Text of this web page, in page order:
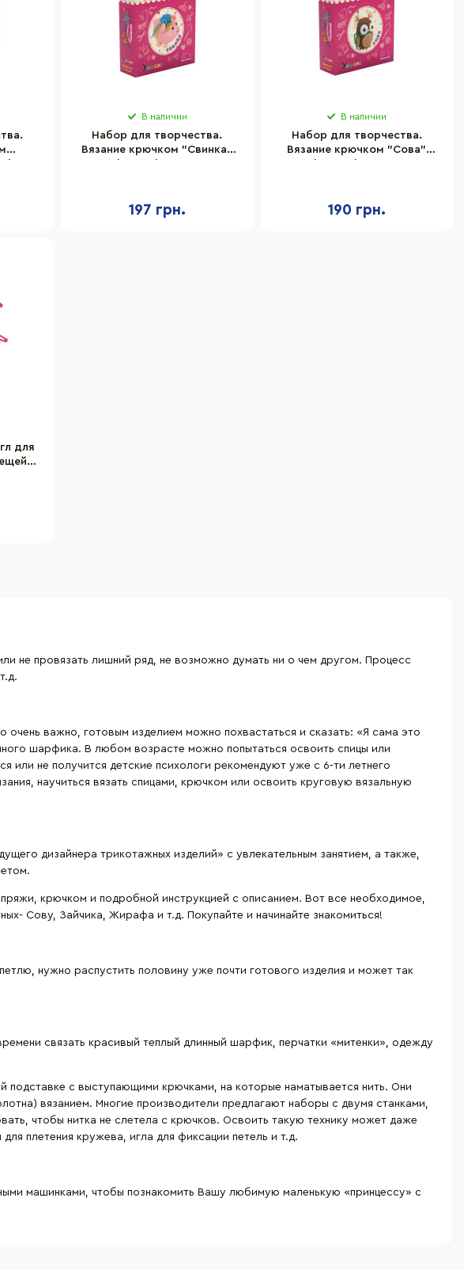
В наличии
Набор для творчества.
Вязание крючком "Свинка"
197 грн.
В наличии
Набор для творчества.
Вязание крючком "Сова"
190 грн.
для
не провязать лишний ряд, не возможно думать ни о чем другом. Процесс
очень важно, готовым изделием можно похвастаться и сказать: «Я сама это
шарфика. В любом возрасте можно попытаться освоить спицы или
или не получится детские психологи рекомендуют уже с 6-ти летнего
научиться вязать спицами, крючком или освоить круговую вязальную
дизайнера трикотажных изделий» с увлекательным занятием, а также,
крючком и подробной инструкцией с описанием. Вот все необходимое,
Сову, Зайчика, Жирафа и т.д. Покупайте и начинайте знакомиться!
нужно распустить половину уже почти готового изделия и может так
связать красивый теплый длинный шарфик, перчатки «митенки», одежду
подставке с выступающими крючками, на которые наматывается нить. Они
вязанием. Многие производители предлагают наборы с двумя станками,
чтобы нитка не слетела с крючков. Освоить такую технику может даже
плетения кружева, игла для фиксации петель и т.д.
машинками, чтобы познакомить Вашу любимую маленькую «принцессу» с